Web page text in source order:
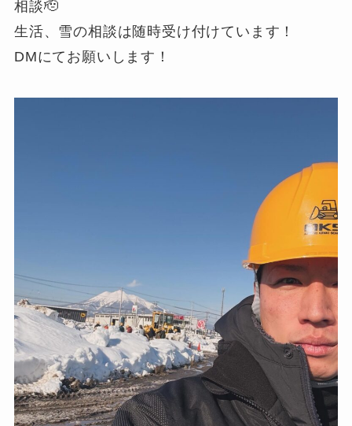
相談🫡
生活、雪の相談は随時受け付けています！
DMにてお願いします！